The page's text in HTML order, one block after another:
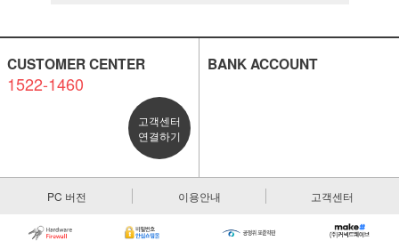
CUSTOMER CENTER
1522-1460
고객센터
연결하기
BANK ACCOUNT
PC 버전 이용안내 고객센터